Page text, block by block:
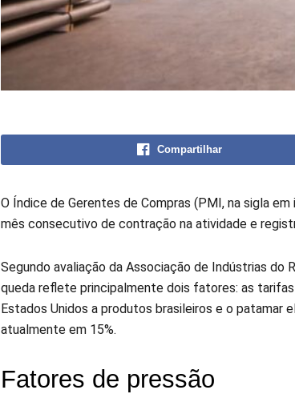
Compartilhar
O Índice de Gerentes de Compras (PMI, na sigla
mês consecutivo de contração na atividade e
Segundo avaliação da Associação de Indústrias do
queda reflete principalmente dois fatores: as
Estados Unidos a produtos brasileiros e o patamar
atualmente em 15%.
Fatores de pressão